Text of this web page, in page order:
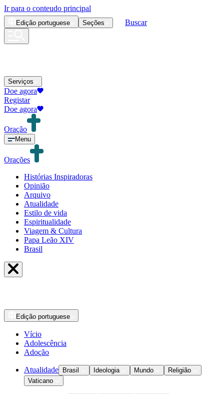
Ir para o conteudo principal
Edição portuguese Seções Buscar
Serviços
Doe agora
Registar
Doe agora
Oração
Menu
Orações
Histórias Inspiradoras
Opinião
Arquivo
Atualidade
Estilo de vida
Espiritualidade
Viagem & Cultura
Papa Leão XIV
Brasil
Edição portuguese
Vício
Adolescência
Adoção
Atualidade Brasil Ideologia Mundo
Religião
Vaticano